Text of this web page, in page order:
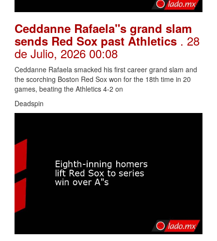
Ceddanne Rafaela"s grand slam
sends Red Sox past Athletics . 28
de Julio, 2026 00:08
Ceddanne Rafaela smacked his first career grand slam and
the scorching Boston Red Sox won for the 18th time in 20
games, beating the Athletics 4-2 on
Deadspin